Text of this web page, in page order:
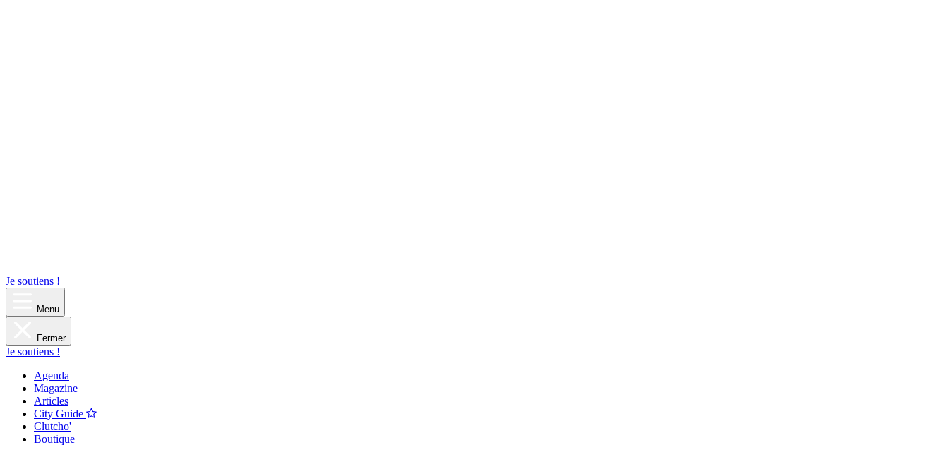
Je soutiens !
Menu
Fermer
Je soutiens !
Agenda
Magazine
Articles
City Guide
Clutcho'
Boutique